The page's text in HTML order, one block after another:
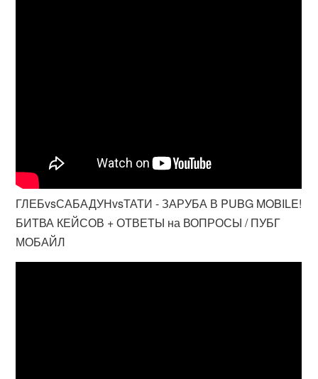
ГЛЕБvsСАБАДУНvsТАТИ - ЗАРУБА В PUBG MOBILE!
БИТВА КЕЙСОВ + ОТВЕТЫ на ВОПРОСЫ / ПУБГ
МОБАЙЛ